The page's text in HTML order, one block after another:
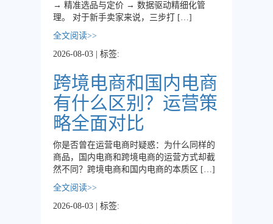
→ 精准选品与定价 → 数据驱动精细化管
理。 对于新手卖家来说，三步打 […]
全文阅读>>
2026-08-03 | 标签:
跨境电商和国内电商
有什么区别？运营策
略全面对比
你是否曾在运营电商时疑惑：为什么同样的
商品，国内电商和跨境电商的运营方式却截
然不同？跨境电商和国内电商的本质区 […]
全文阅读>>
2026-08-03 | 标签: